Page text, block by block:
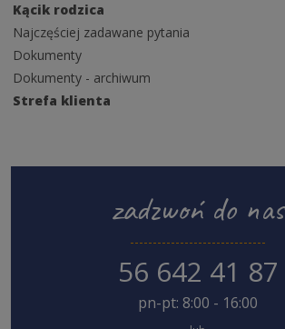
Kącik rodzica
Najczęściej zadawane pytania
Dokumenty
Dokumenty - archiwum
Strefa klienta
zadzwoń do nas
56 642 41 87
pn-pt: 8:00 - 16:00